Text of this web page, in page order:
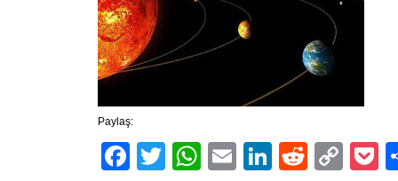
Paylaş:
Facebook
TwitterWhatsApp
EmailLinkedIn
Reddit